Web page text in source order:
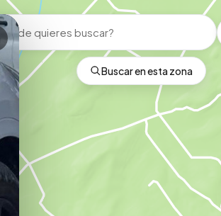
Buscar en esta zona